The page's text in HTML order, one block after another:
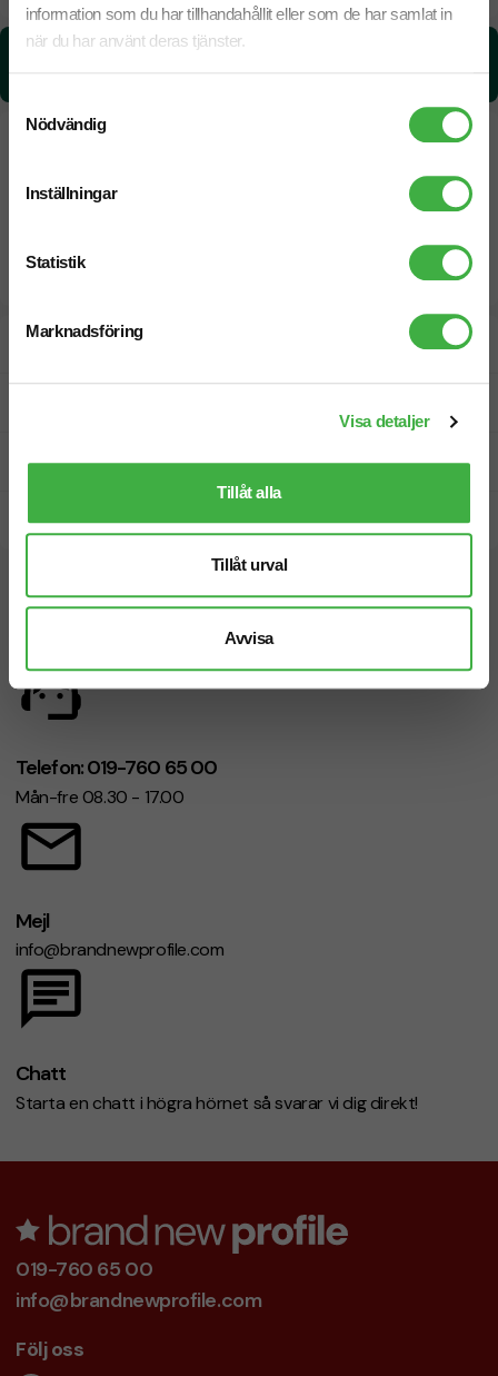
information som du har tillhandahållit eller som de har samlat in
när du har använt deras tjänster.
Samtyckesval
Nödvändig
Inställningar
Statistik
Marknadsföring
Visa detaljer
Tillåt alla
Tillåt urval
Avvisa
Designskiss inom 1 h
Prisgaranti
Snabb leverans
Vi hjälper dig gärna!
Telefon: 019-760 65 00
Mån-fre 08.30 - 17.00
Mejl
info@brandnewprofile.com
Chatt
Starta en chatt i högra hörnet så svarar vi dig direkt!
019-760 65 00
info@brandnewprofile.com
Följ oss